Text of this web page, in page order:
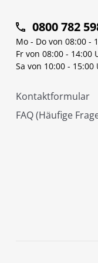
0800 782
Mo - Do von 08:00 -
Fr von 08:00 - 14:00
Sa von 10:00 - 15:00
Kontaktformular
FAQ (Häufige